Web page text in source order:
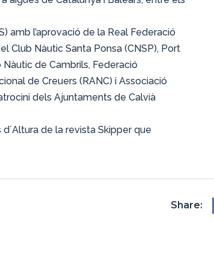
amb l’aprovació de la Real Federació
Club Nàutic Santa Ponsa (CNSP), Port
Nàutic de Cambrils, Federació
de Creuers (RANC) i Associació
dels Ajuntaments de Calvià
de la revista Skipper que
Share: